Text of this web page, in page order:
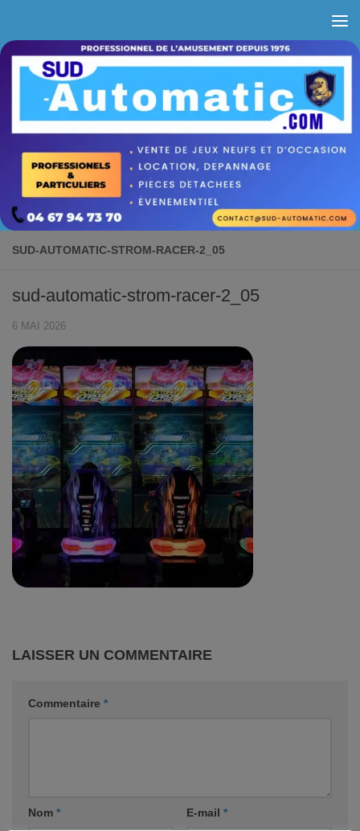
SUD-AUTOMATIC-STROM-RACER-2_05
sud-automatic-strom-racer-2_05
6 MAI 2026
LAISSER UN COMMENTAIRE
Commentaire *
Nom * E-mail *